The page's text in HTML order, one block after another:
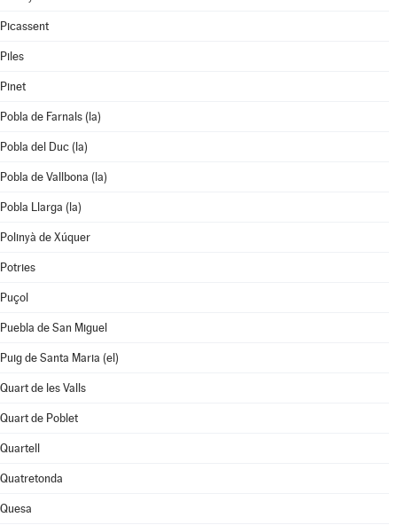
Picassent
Piles
Pinet
Pobla de Farnals (la)
Pobla del Duc (la)
Pobla de Vallbona (la)
Pobla Llarga (la)
Polinyà de Xúquer
Potries
Puçol
Puebla de San Miguel
Puig de Santa Maria (el)
Quart de les Valls
Quart de Poblet
Quartell
Quatretonda
Quesa